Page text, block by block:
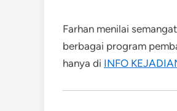
Farhan menilai
berbagai program
hanya di INFO